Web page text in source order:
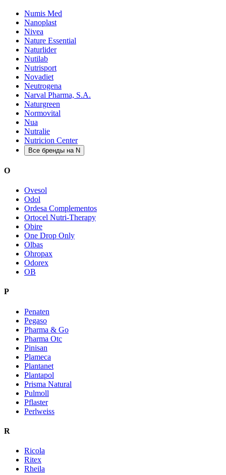
Numis Med
Nanoplast
Nivea
Nature Essential
Naturlider
Nutilab
Nutrisport
Novadiet
Neutrogena
Narval Pharma, S.A.
Naturgreen
Normovital
Nua
Nutralie
Nutricion Center
Все бренды на N
O
Ovesol
Odol
Ordesa Complementos
Ortocel Nutri-Therapy
Obire
One Drop Only
Olbas
Ohropax
Odorex
OB
P
Penaten
Pegaso
Pharma & Go
Pharma Otc
Pinisan
Plameca
Plantanet
Plantapol
Prisma Natural
Pulmoll
Pflaster
Perlweiss
R
Ricola
Ritex
Rheila